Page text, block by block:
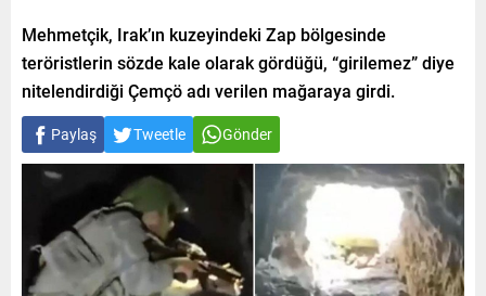
Mehmetçik, Irak’ın kuzeyindeki Zap bölgesinde
teröristlerin sözde kale olarak gördüğü, “girilemez” diye
nitelendirdiği Çemçö adı verilen mağaraya girdi.
Paylaş Tweetle Gönder